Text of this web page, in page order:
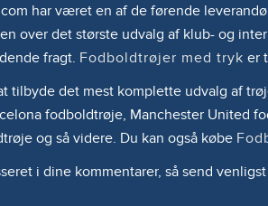
har været en af de førende
over det største udvalg af klub- og
fragt. Fodboldtrøjer med tryk er
tilbyde det mest komplette udvalg af
fodboldtrøje, Manchester United
og så videre. Du kan også købe
i dine kommentarer, så send